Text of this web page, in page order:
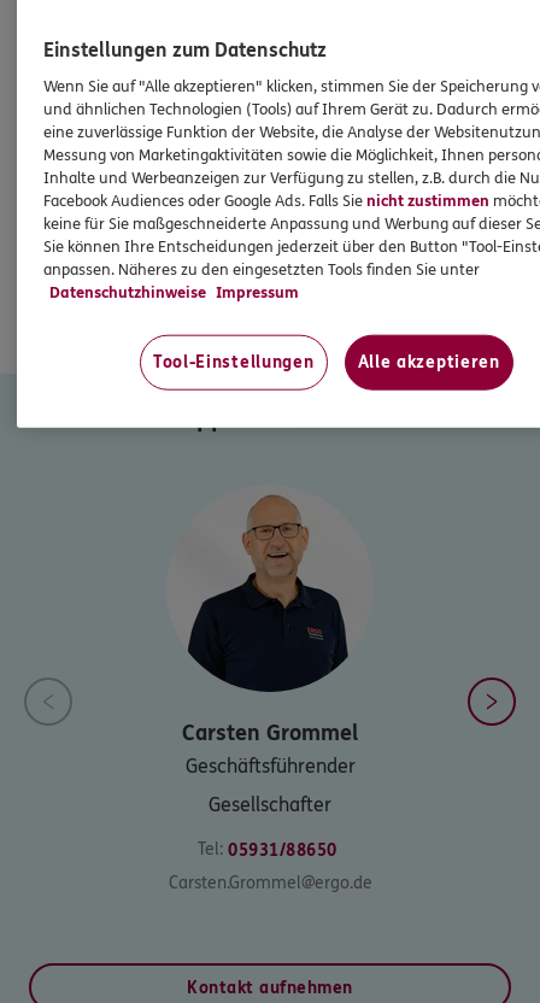
NOCH FRAGEN? ICH BIN FÜR SIE DA.
Carsten Grommel
Geschäftsführender
Gesellschafter
Tel: 05931/88650
Carsten.Grommel@ergo.de
Kontakt aufnehmen
Einstellungen zum Datenschutz
Wenn Sie auf "Alle akzeptieren" klicken, stimmen Sie der Speicherung
und ähnlichen Technologien (Tools) auf Ihrem Gerät zu. Dadurch
eine zuverlässige Funktion der Website, die Analyse der
Messung von Marketingaktivitäten sowie die Möglichkeit, Ihnen
Inhalte und Werbeanzeigen zur Verfügung zu stellen, z.B. durch die
Facebook Audiences oder Google Ads. Falls Sienicht zustimmen
keine für Sie maßgeschneiderte Anpassung und Werbung auf dieser
Sie können Ihre Entscheidungen jederzeit über den Button "Tool-
anpassen. Näheres zu den eingesetzten Tools finden Sie unter
Datenschutzhinweise Impressum
Tool-Einstellungen Alle akzeptieren